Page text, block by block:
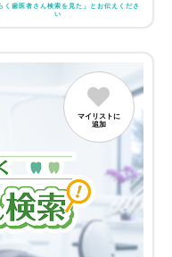
く歯医者さん検索を見た」とお伝えくださ
い
マイリストに
追加